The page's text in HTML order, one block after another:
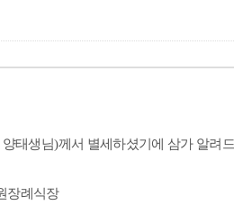
태생님)께서 별세하셨기에 삼가 알려
장례식장